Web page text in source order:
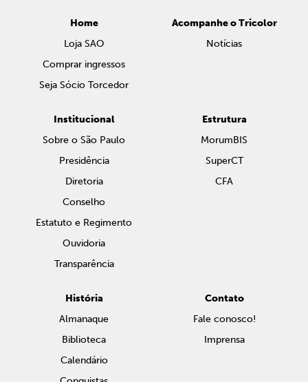
Home
Loja SAO
Comprar ingressos
Seja Sócio Torcedor
Acompanhe o Tricolor
Notícias
Institucional
Sobre o São Paulo
Presidência
Diretoria
Conselho
Estatuto e Regimento
Ouvidoria
Transparência
Estrutura
MorumBIS
SuperCT
CFA
História
Almanaque
Biblioteca
Calendário
Contato
Fale conosco!
Imprensa